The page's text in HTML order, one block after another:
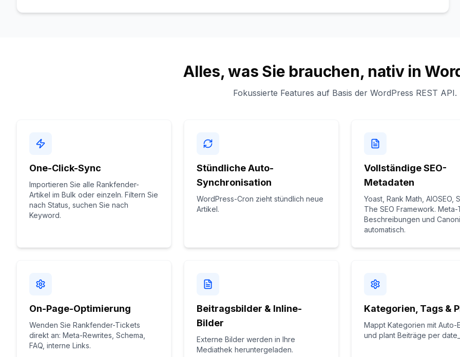
Alles, was Sie brauchen, nativ in
Fokussierte Features auf Basis der WordPress REST API.
One-Click-Sync
Importieren Sie alle Rankfender-
Artikel im Bulk oder einzeln. Filtern Sie
nach Status, suchen Sie nach
Keyword.
Stündliche Auto-
Synchronisation
WordPress-Cron zieht stündlich neue
Artikel.
Vollständige SEO-
Metadaten
Yoast, Rank Math, AIOSEO,
The SEO Framework. Meta-
Beschreibungen und
automatisch.
On-Page-Optimierung
Wenden Sie Rankfender-Tickets
direkt an: Meta-Rewrites, Schema,
FAQ, interne Links.
Beitragsbilder & Inline-
Bilder
Externe Bilder werden in Ihre
Mediathek heruntergeladen.
Kategorien, Tags &
Mappt Kategorien mit Auto-
und plant Beiträge per